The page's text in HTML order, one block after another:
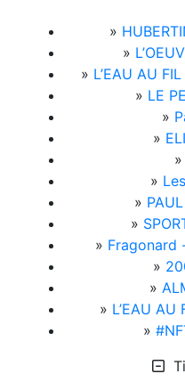
»
»
» L’EAU AU
» LE
»
»
»
»
»
»
» Fragonard
»
»
» L’EAU AU
»